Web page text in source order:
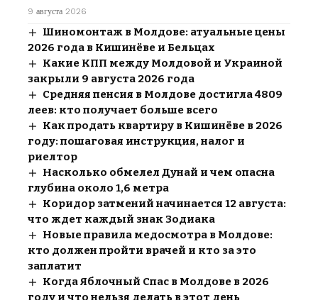
9 августа 2026
Шиномонтаж в Молдове: атуальные цены
2026 года в Кишинёве и Бельцах
Какие КПП между Молдовой и Украиной
закрыли 9 августа 2026 года
Средняя пенсия в Молдове достигла 4809
леев: кто получает больше всего
Как продать квартиру в Кишинёве в 2026
году: пошаговая инструкция, налог и
риелтор
Насколько обмелел Дунай и чем опасна
глубина около 1,6 метра
Коридор затмений начинается 12 августа:
что ждет каждый знак Зодиака
Новые правила медосмотра в Молдове:
кто должен пройти врачей и кто за это
заплатит
Когда Яблочный Спас в Молдове в 2026
году и что нельзя делать в этот день